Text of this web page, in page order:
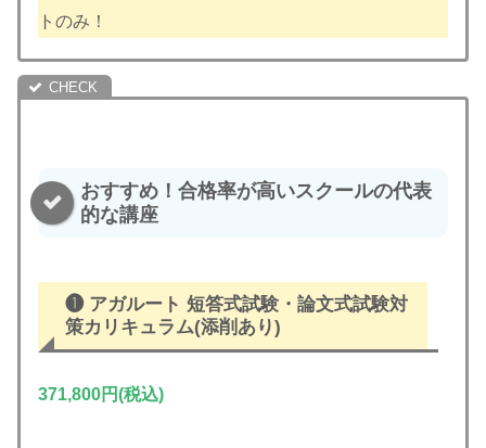
トのみ！
おすすめ！合格率が高いスクールの代表
的な講座
❶ アガルート 短答式試験・論文式試験対
策カリキュラム(添削あり)
371,800円(税込)